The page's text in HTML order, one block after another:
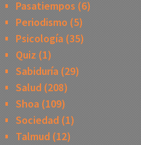
Pasatiempos (6)
Periodismo (5)
Psicología(35)
Quiz (1)
Sabiduría(29)
Salud (208)
Shoa(109)
Sociedad(1)
Talmud (12)